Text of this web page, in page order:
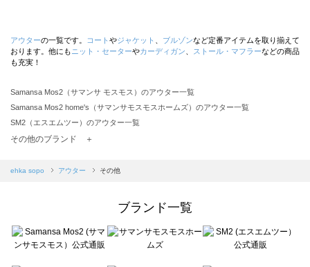
アウターの一覧です。 コート やジャケット ブルゾンなど定番アイテムを取り揃えて
おります。他にも ニット・セーターやカーディガン ストール・マフラーなどの商品
も充実！
Samansa Mos2（サマンサ モスモス）のアウター一覧
Samansa Mos2 home's（サマンサモスモスホームズ）のアウター一覧
SM2（エスエムツー）のアウター一覧
TSUHARU by Samansa Mos2（ツハルバイサマンサモスモス）のアウター一覧
Samansa Mos2 blue（サマンサモスモス ブルー）のアウター一覧
sō4ū（ソウフォーユー）のアウター一覧
Te chichi（テチチ）のアウター一覧
Te chichi CLASSIC（テチチ クラシック）のアウター一覧
その他のブランド ＋
ehka sopo アウター その他
ブランド一覧